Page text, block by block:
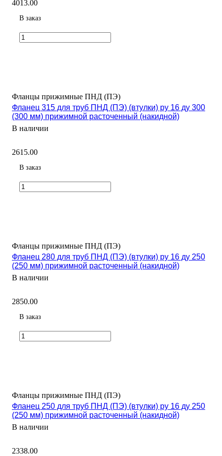
4013.00
В заказ
Фланцы прижимные ПНД (ПЭ)
Фланец 315 для труб ПНД (ПЭ) (втулки) ру 16 ду 300
(300 мм) прижимной расточенный (накидной)
В наличии
2615.00
В заказ
Фланцы прижимные ПНД (ПЭ)
Фланец 280 для труб ПНД (ПЭ) (втулки) ру 16 ду 250
(250 мм) прижимной расточенный (накидной)
В наличии
2850.00
В заказ
Фланцы прижимные ПНД (ПЭ)
Фланец 250 для труб ПНД (ПЭ) (втулки) ру 16 ду 250
(250 мм) прижимной расточенный (накидной)
В наличии
2338.00